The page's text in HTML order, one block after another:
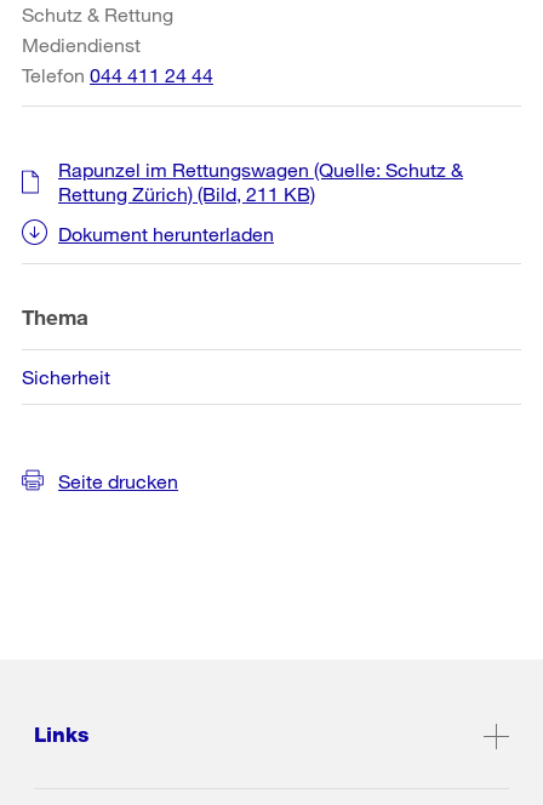
Schutz & Rettung
Mediendienst
Telefon 044 411 24 44
Rapunzel im Rettungswagen (Quelle: Schutz &
Rettung Zürich) (Bild, 211 KB)
Dokument herunterladen
Thema
Sicherheit
Seite drucken
Links